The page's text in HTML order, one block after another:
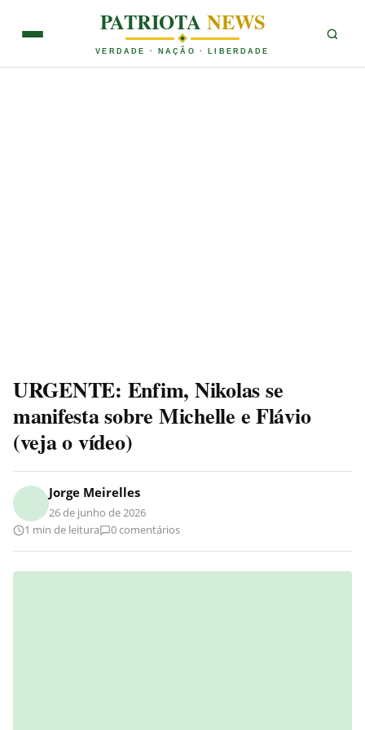
PATRIOTANEWS
VERDADE · NAÇÃO · LIBERDADE
URGENTE: Enfim, Nikolas se
manifesta sobre Michelle e Flávio
(veja o vídeo)
Jorge Meirelles
26 de junho de 2026
1 min de leitura
0 comentários